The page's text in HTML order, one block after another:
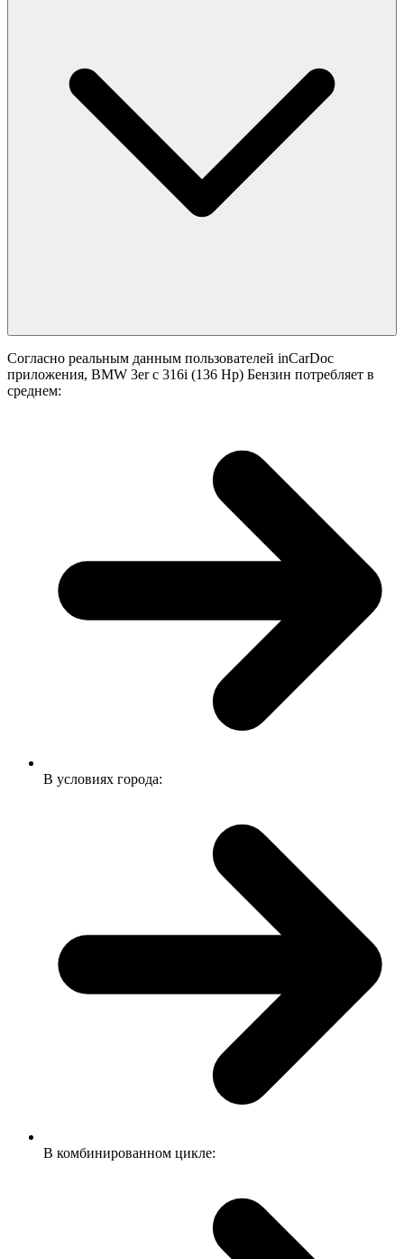
Согласно реальным данным пользователей inCarDoc
приложения, BMW 3er с 316i (136 Hp) Бензин потребляет в
среднем:
В условиях города:
В комбинированном цикле: